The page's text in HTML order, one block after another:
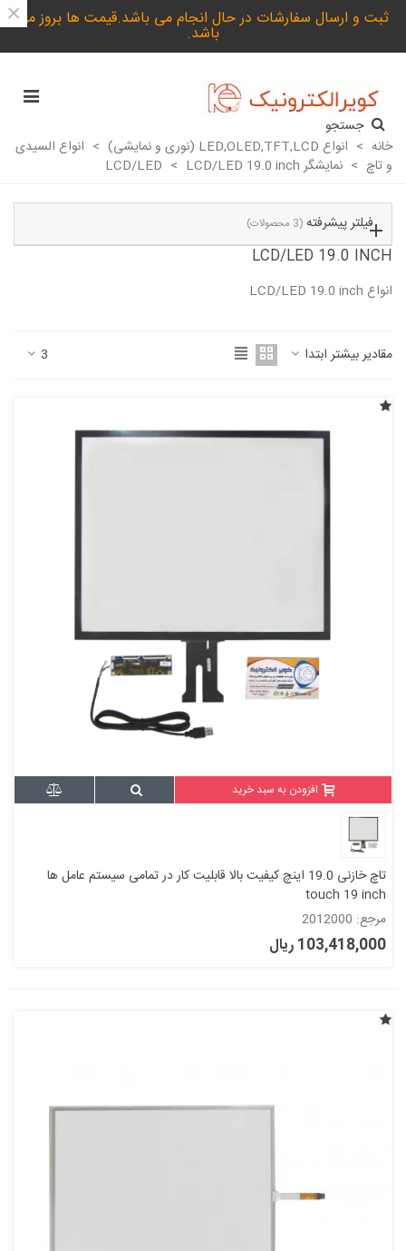
ثبت و ارسال سفارشات در حال انجام می باشد.قیمت ها بروز می
باشد.
×
جستجو
خانه > انواع LED,OLED,TFT,LCD (نوری و نمایشی) > انواع السیدی
و تاچ > نمایشگر LCD/LED > LCD/LED 19.0 inch
فیلتر پیشرفته (3 محصولات)
LCD/LED 19.0 INCH
انواع LCD/LED 19.0 inch
مقادیر بیشتر ابتدا 3
افزودن به سبد خرید
تاچ خازنی 19.0 اینچ کیفیت بالا قابلیت کار در تمامی سیستم عامل ها
touch 19 inch
مرجع: 2012000
103,418,000 ریال